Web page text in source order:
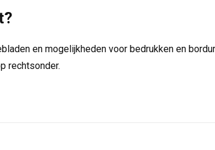
en mogelijkheden voor bedrukken en
rechtsonder.